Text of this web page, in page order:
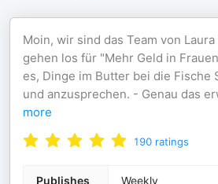
Moin, wir sind das Team von
gehen los für "Mehr Geld in
es, Dinge im Butter bei die Fische
und anzusprechen. - Genau das
more
190 ratings
Publishes Weekly